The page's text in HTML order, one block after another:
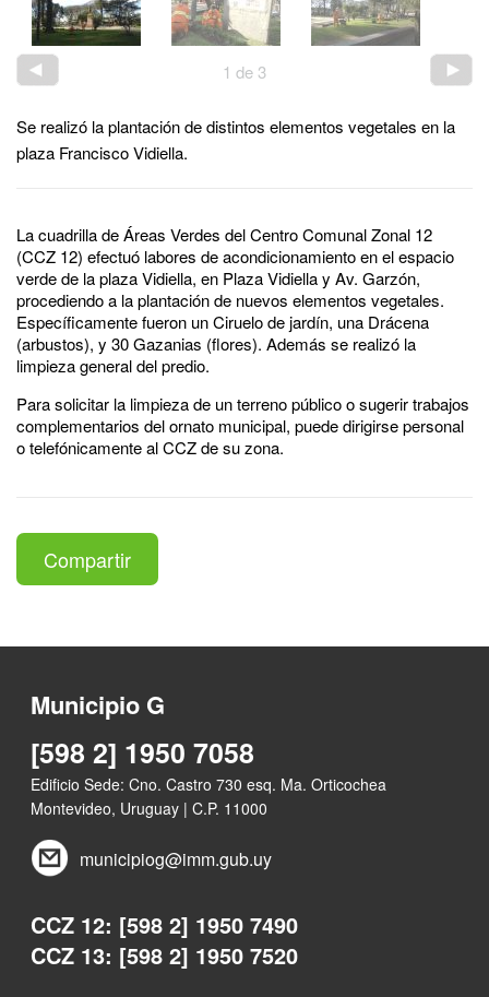
1 de 3
Se realizó la plantación de distintos elementos vegetales en la
plaza Francisco Vidiella.
La cuadrilla de Áreas Verdes del Centro Comunal Zonal 12
(CCZ 12) efectuó labores de acondicionamiento en el espacio
verde de la plaza Vidiella, en Plaza Vidiella y Av. Garzón,
procediendo a la plantación de nuevos elementos vegetales.
Específicamente fueron un Ciruelo de jardín, una Drácena
(arbustos), y 30 Gazanias (flores). Además se realizó la
limpieza general del predio.
Para solicitar la limpieza de un terreno público o sugerir trabajos
complementarios del ornato municipal, puede dirigirse personal
o telefónicamente al CCZ de su zona.
Compartir
Municipio G
[598 2] 1950 7058
Edificio Sede: Cno. Castro 730 esq. Ma. Orticochea
Montevideo, Uruguay | C.P. 11000
municipiog@imm.gub.uy
CCZ 12: [598 2] 1950 7490
CCZ 13: [598 2] 1950 7520